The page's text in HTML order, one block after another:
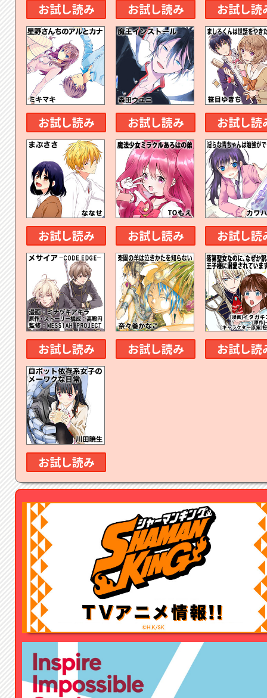
お試し読み お試し読み お試し読
お試し読み お試し読み お試し読
お試し読み お試し読み お試し読
お試し読み お試し読み お試し読
お試し読み